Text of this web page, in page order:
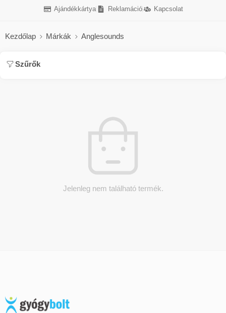
Ajándékkártya Reklamáció Kapcsolat
Kezdőlap Márkák Anglesounds
Szűrők
Jelenleg nem található termék.